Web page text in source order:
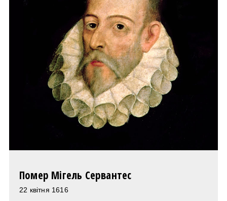
Помер Мігель Сервантес
22 квітня 1616